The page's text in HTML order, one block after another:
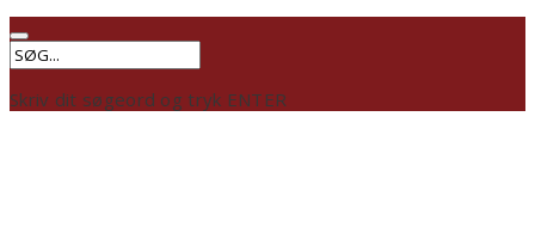
Skriv dit søgeord og tryk ENTER